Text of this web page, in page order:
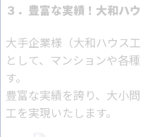
３．豊富な実績！大和ハ
大手企業様（大和ハウス
として、マンションや各
す。
豊富な実績を誇り、大小
工を実現いたします。